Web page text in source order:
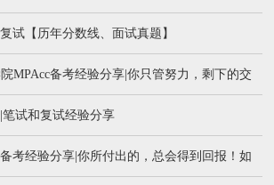
试【历年分数线、面试真题】
MPAcc备考经验分享|你只管努力，剩下的交
姐复试经验分享
笔试和复试经验分享
考经验分享|你所付出的，总会得到回报！如